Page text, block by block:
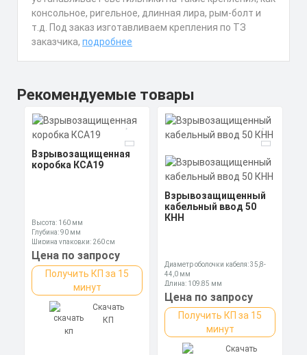
консольное, ригельное, длинная лира, рым-болт и
т.д. Под заказ изготавливаем крепления по ТЗ
заказчика, подробнее
Рекомендуемые товары
Взрывозащищенная
коробка КСА19
Высота: 160 мм
Глубина: 90 мм
Ширина упаковки: 260 см
Цена по запросу
Получить КП за 15
минут
Скачать
КП
Взрывозащищенный
кабельный ввод 50
КНН
Диаметр оболочки кабеля: 35,8-
44,0 мм
Длина: 109,85 мм
Ключ: 60 мм
Цена по запросу
Получить КП за 15
минут
Скачать